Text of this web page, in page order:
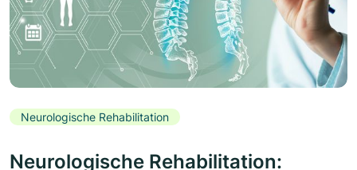
Neurologische Rehabilitation
Neurologische Rehabilitation: